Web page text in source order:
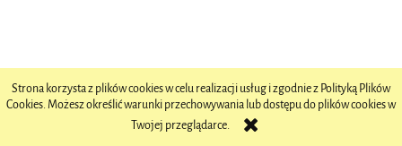
Strona korzysta z plików cookies w celu realizacji usług i zgodnie z Polityką Plików
Cookies. Możesz określić warunki przechowywania lub dostępu do plików cookies w
Twojej przeglądarce.